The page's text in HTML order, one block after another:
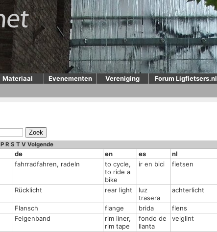
Materiaal Evenementen Vereniging Forum Ligfietsers.nl
P R S T V Volgende
de en es nl
fahrradfahren, radeln
to cycle,
to ride a
bike
ir en bici fietsen
Rücklicht rear light
luz
trasera
achterlicht
Flansch flange brida flens
Felgenband
rim liner,
rim tape
fondo de
llanta
velglint